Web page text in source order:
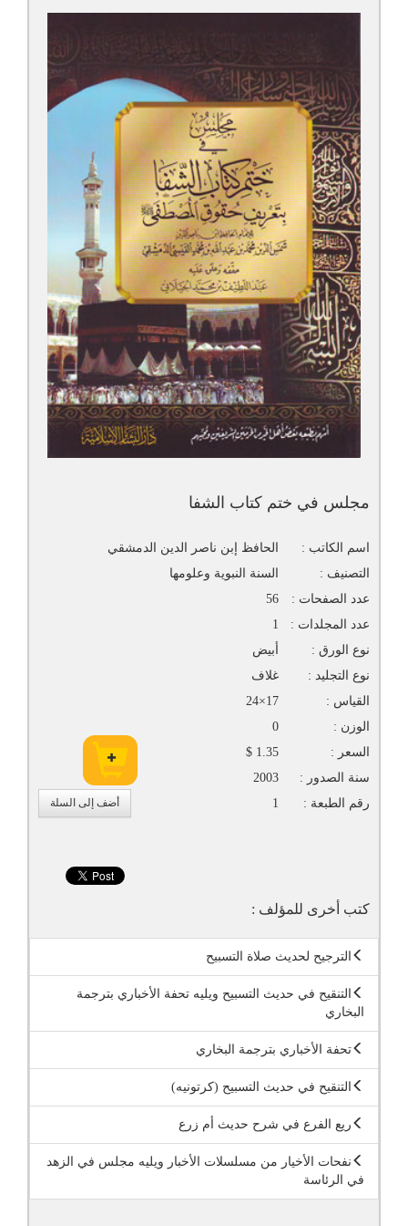
أضف إلى السلة
مجلس في ختم كتاب الشفا
اسم الكاتب :
الحافظ إبن ناصر الدين الدمشقي
التصنيف :
السنة النبوية وعلومها
عدد الصفحات :
56
عدد المجلدات :
1
نوع الورق :
أبيض
نوع التجليد :
غلاف
القياس :
17×24
الوزن :
0
السعر :
1.35 $
سنة الصدور :
2003
رقم الطبعة :
1
كتب أخرى للمؤلف :
الترجيح لحديث صلاة التسبيح
التنقيح في حديث التسبيح ويليه تحفة الأخباري بترجمة
البخاري
تحفة الأخباري بترجمة البخاري
التنقيح في حديث التسبيح (كرتونيه)
ريع الفرع في شرح حديث أم زرع
نفحات الأخيار من مسلسلات الأخبار ويليه مجلس في الزهد
في الرئاسة